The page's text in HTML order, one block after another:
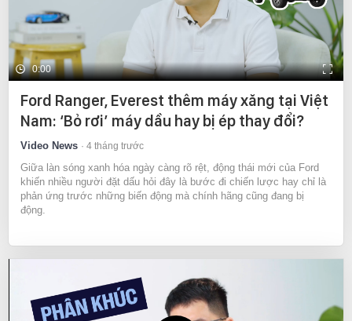
0:00
Ford Ranger, Everest thêm máy xăng tại Việt
Nam: ‘Bỏ rơi’ máy dầu hay bị ép thay đổi?
Video News 4 tháng trước
Giữa làn sóng xanh hóa ngày càng rõ rệt, động thái mới của Ford
khiến nhiều người đặt dấu hỏi đây là bước đi chiến lược hay chỉ là
phản ứng trước những biến động mà chính hãng cũng đang bị
động.